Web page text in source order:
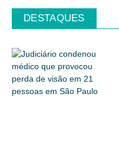
DESTAQUES